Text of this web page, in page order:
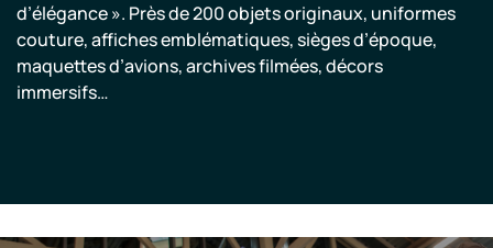
d’élégance ». Près de 200 objets originaux, uniformes
couture, affiches emblématiques, sièges d’époque,
maquettes d’avions, archives filmées, décors
immersifs…